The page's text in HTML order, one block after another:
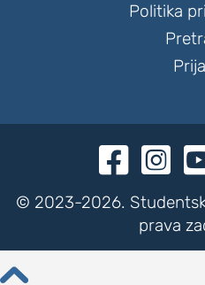
Politika
 
© 2023-2026.
prava
